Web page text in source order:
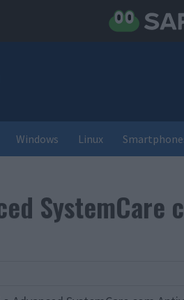
Windows Linux
SystemCare